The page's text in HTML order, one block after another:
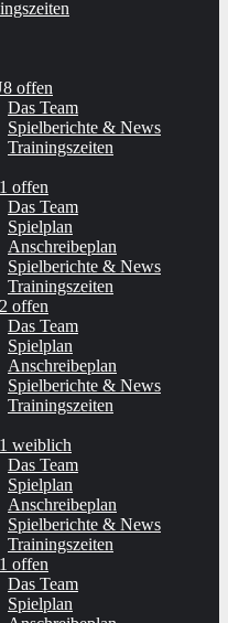
offen
Das Team
Spielberichte & News
Trainingszeiten
offen
Das Team
Spielplan
Anschreibeplan
Spielberichte & News
Trainingszeiten
offen
Das Team
Spielplan
Anschreibeplan
Spielberichte & News
Trainingszeiten
weiblich
Das Team
Spielplan
Anschreibeplan
Spielberichte & News
Trainingszeiten
offen
Das Team
Spielplan